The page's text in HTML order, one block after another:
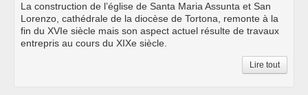
La construction de l’église de Santa Maria Assunta et San
Lorenzo, cathédrale de la diocèse de Tortona, remonte à la
fin du XVIe siècle mais son aspect actuel résulte de travaux
entrepris au cours du XIXe siècle.
Lire tout